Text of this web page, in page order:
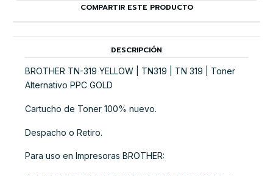
COMPARTIR ESTE PRODUCTO
DESCRIPCIÓN
BROTHER TN-319 YELLOW | TN319 | TN 319 | Toner
Alternativo PPC GOLD
Cartucho de Toner 100% nuevo.
Despacho o Retiro.
Para uso en Impresoras BROTHER: